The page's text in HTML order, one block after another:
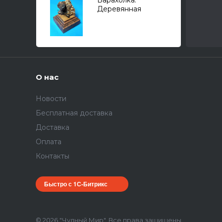
Деревянная
О нас
Новости
Бесплатная доставка
Доставка
Оплата
Контакты
Быстро с 1С-Битрикс
© 2026 "Чудный Мир", Все права защищены